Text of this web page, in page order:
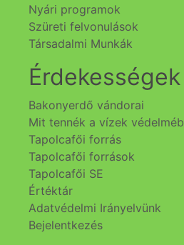
Nyári programok
Szüreti felvonulások
Társadalmi Munkák
Érdekességek
Bakonyerdő vándorai
Mit tennék a vízek
Tapolcafői forrás
Tapolcafői források
Tapolcafői SE
Értéktár
Adatvédelmi Irányelvünk
Bejelentkezés